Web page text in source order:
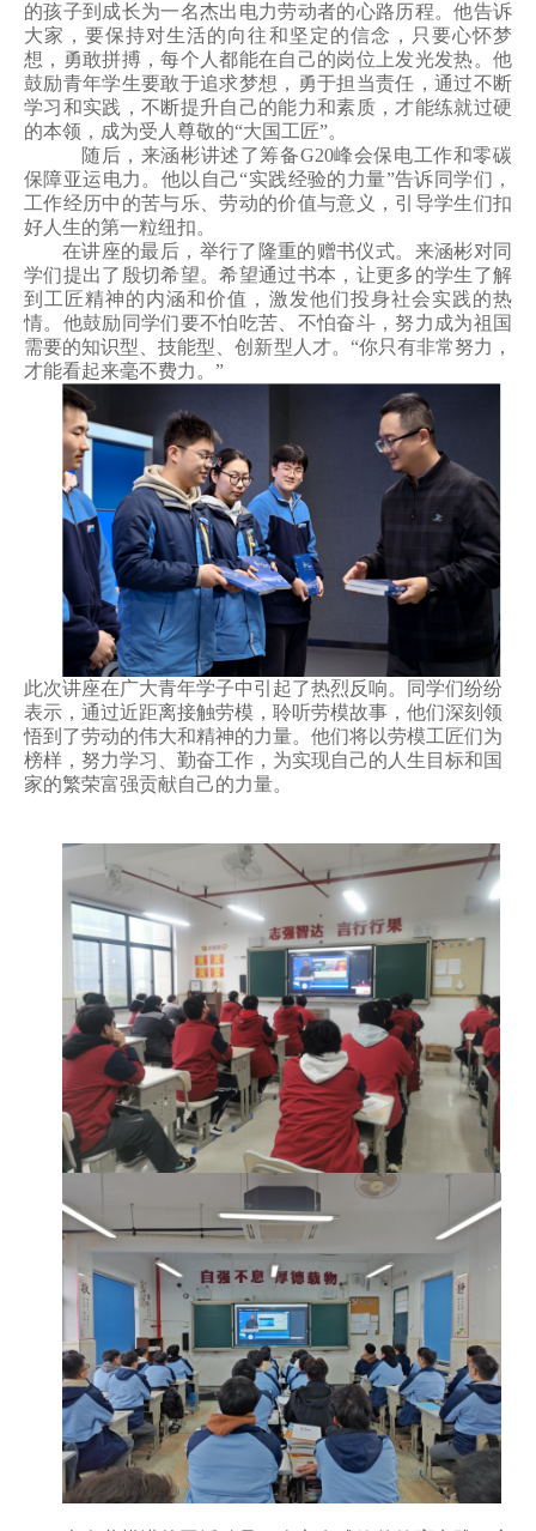
的孩子到成长为一名杰出电力劳动者的心路历程。他告诉
大家，要保持对生活的向往和坚定的信念，只要心怀梦
想，勇敢拼搏，每个人都能在自己的岗位上发光发热。他
鼓励青年学生要敢于追求梦想，勇于担当责任，通过不断
学习和实践，不断提升自己的能力和素质，才能练就过硬
的本领，成为受人尊敬的“大国工匠”。
随后，来涵彬讲述了筹备G20峰会保电工作和零碳
保障亚运电力。他以自己“实践经验的力量”告诉同学们，
工作经历中的苦与乐、劳动的价值与意义，引导学生们扣
好人生的第一粒纽扣。
在讲座的最后，举行了隆重的赠书仪式。来涵彬对同
学们提出了殷切希望。希望通过书本，让更多的学生了解
到工匠精神的内涵和价值，激发他们投身社会实践的热
情。他鼓励同学们要不怕吃苦、不怕奋斗，努力成为祖国
需要的知识型、技能型、创新型人才。 “你只有非常努力，
才能看起来毫不费力。”
此次讲座在广大青年学子中引起了热烈反响。同学们纷纷
表示， 通过近距离接触劳模，聆听劳模故事，他们深刻 领
悟到了劳动的伟大和精神的力量。他们将以劳模工匠们为
榜样，努力学习、勤奋工作，为实现自己的人生目标和国
家的繁荣富强贡献自己的力量。